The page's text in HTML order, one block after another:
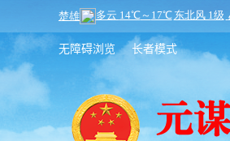
无障碍浏览 长者模式